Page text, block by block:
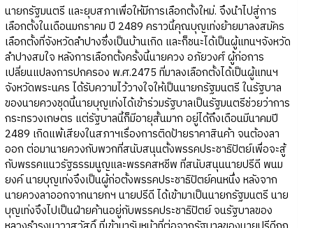
นายกรัฐมนตรี และยุบสภาเพื่อให้มีการเลือกตั้งใหม่. จึงนำไปสู่การ
เลือกตั้งในเดือนมกราคม ปี 2489 คราวนี้คุณบุญเท่งย้ายมาลงสมัคร
เลือกตั้งที่จังหวัดลำปางซึ่งเป็นบ้านเกิด และก็ชนะได้เป็นผู้แทนฯจังหวัด
ลำปางสมใจ หลังการเลือกตั้งครั้งนี้นายควง อภัยวงศ์ ผู้ก่อการ
เปลี่ยนแปลงการปกครอง พ.ศ.2475 ที่มาลงเลือกตั้งได้เป็นผู้แทนฯ
จังหวัดพระนคร ได้รับความไว้วางใจให้เป็นนายกรัฐมนตรี ในรัฐบาล
ของนายควงชุดนี้นายบุญเท่งได้เข้าร่วมรัฐบาลเป็นรัฐมนตรีช่วยว่าการ
กระทรวงเกษตร แต่รัฐบาลนี้ก็มีอายุสั้นมาก อยู่ได้ถึงเดือนมีนาคมปี
2489 เกิดแพ้เสียงในสภาฯเรื่องการติดป้ายราคาสินค้า จนต้องลา
ออก ต่อมานายควงกับพวกที่สนับสนุนตั้งพรรคประชาธิปัตย์เพื่อจะสู้
กับพรรคแนวรัฐธรรมนูญและพรรคสหชีพ ที่สนับสนุนนายปรีดี พนม
ยงค์ นายบุญเท่งจึงเป็นผู้ก่อตั้งพรรคประชาธิปัตย์คนหนึ่ง หลังจาก
นายควงลาออกจากนายกฯ นายปรีดี ได้เข้ามาเป็นนายกรัฐมนตรี นาย
บุญเท่งจึงไปเป็นฝ่ายค้านอยู่กับพรรคประชาธิปัตย์ จนรัฐบาลของ